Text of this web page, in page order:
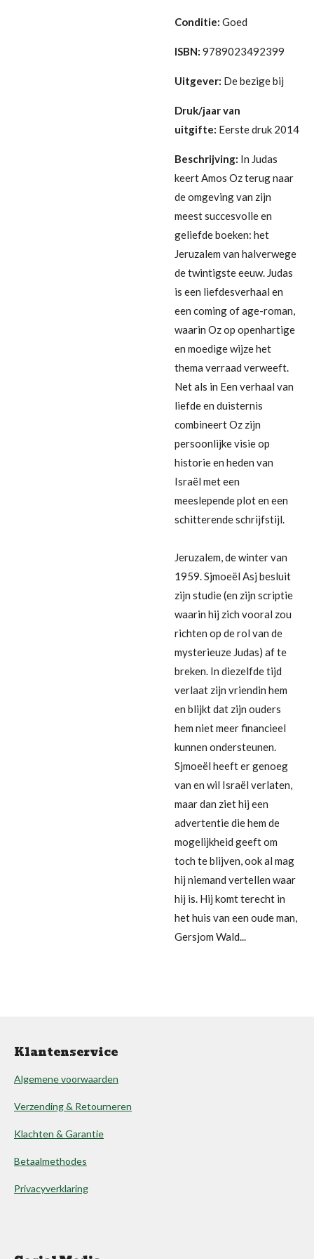
Conditie: Goed
ISBN: 9789023492399
Uitgever: De bezige bij
Druk/jaar van
uitgifte: Eerste druk 2014
Beschrijving: In Judas
keert Amos Oz terug naar
de omgeving van zijn
meest succesvolle en
geliefde boeken: het
Jeruzalem van halverwege
de twintigste eeuw. Judas
is een liefdesverhaal en
een coming of age-roman,
waarin Oz op openhartige
en moedige wijze het
thema verraad verweeft.
Net als in Een verhaal van
liefde en duisternis
combineert Oz zijn
persoonlijke visie op
historie en heden van
Israël met een
meeslepende plot en een
schitterende schrijfstijl.
Jeruzalem, de winter van
1959. Sjmoeël Asj besluit
zijn studie (en zijn scriptie
waarin hij zich vooral zou
richten op de rol van de
mysterieuze Judas) af te
breken. In diezelfde tijd
verlaat zijn vriendin hem
en blijkt dat zijn ouders
hem niet meer financieel
kunnen ondersteunen.
Sjmoeël heeft er genoeg
van en wil Israël verlaten,
maar dan ziet hij een
advertentie die hem de
mogelijkheid geeft om
toch te blijven, ook al mag
hij niemand vertellen waar
hij is. Hij komt terecht in
het huis van een oude man,
Gersjom Wald...
Klantenservice
Algemene voorwaarden
Verzending & Retourneren
Klachten & Garantie
Betaalmethodes
Privacyverklaring